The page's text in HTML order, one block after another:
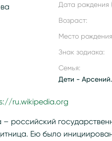
Дата рождения
Возраст:
Место
Знак зодиака:
Семья:
Дети - Арсений.
ru.wikipedia.org/wiki/
российский
Ею было